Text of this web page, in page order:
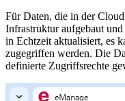
Für Daten, die in der
Infrastruktur aufgebaut
in Echtzeit aktualisiert, es
zugegriffen werden. Die
definierte Zugriffsrechte